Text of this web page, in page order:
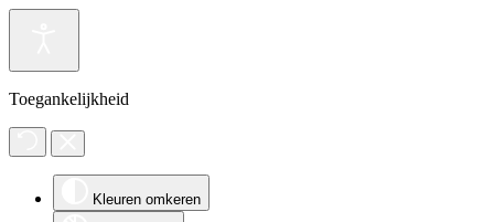
Toegankelijkheid
Kleuren omkeren